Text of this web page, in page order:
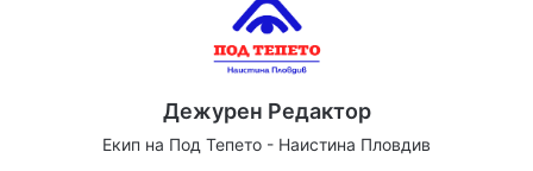
Дежурен Редактор
Екип на Под Тепето - Наистина Пловдив